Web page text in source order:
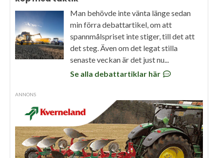
Man behövde inte vänta länge sedan
min förra debattartikel, om att
spannmålspriset inte stiger, till det att
det steg. Även om det legat stilla
senaste veckan är det just nu...
Se alla debattartiklar här
ANNONS